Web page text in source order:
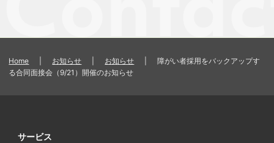
Home お知らせ お知らせ
障がい者採用をバックアップす
る合同面接会（9/21）開催のお知らせ
サービス